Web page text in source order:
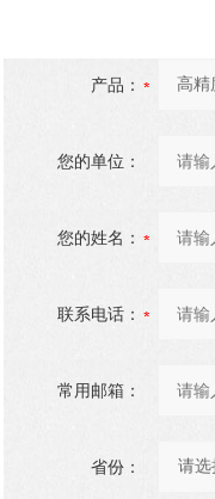
产品：
您的单位：
您的姓名：
联系电话：
常用邮箱：
省份：